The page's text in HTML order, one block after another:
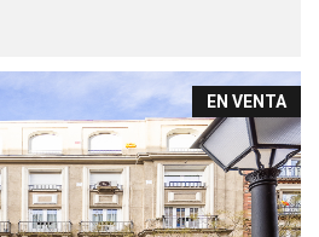
EN VENTA